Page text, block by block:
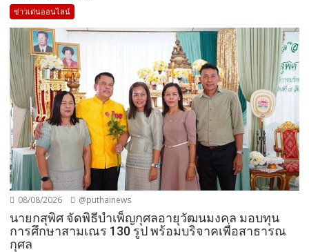
ข่าวเด่นออนไลน์
08/08/2026 @puthainews
นายกสุพิศ จัดพิธีบำเพ็ญกุศลอายุวัฒนมงคล มอบทุน
การศึกษาสามเณร 130 รูป พร้อมบริจาคเพื่อสาธารณ
กุศล